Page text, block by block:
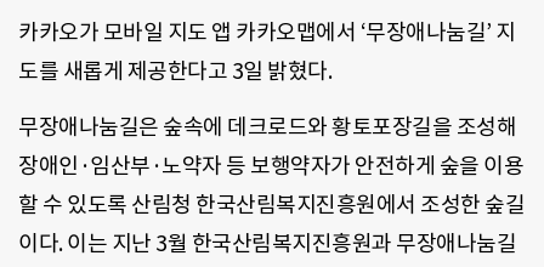
카카오가 모바일 지도 앱 카카오맵에서 ‘무장애나눔길’ 지
도를 새롭게 제공한다고 3일 밝혔다.
무장애나눔길은 숲속에 데크로드와 황토포장길을 조성해
장애인·임산부·노약자 등 보행약자가 안전하게 숲을 이용
할 수 있도록 산림청 한국산림복지진흥원에서 조성한 숲길
이다. 이는 지난 3월 한국산림복지진흥원과 무장애나눔길